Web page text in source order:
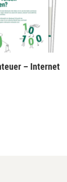
– Internet